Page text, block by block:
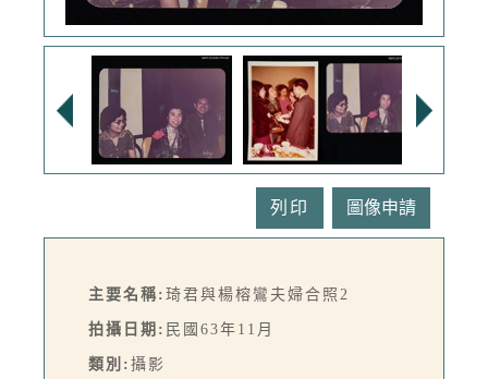
列印
主要名稱: 琦君與楊榕鸞夫婦合照2
拍攝日期: 民國63年11月
類別: 攝影